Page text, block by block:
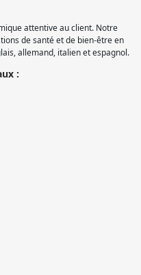
attentive au client. Notre
de santé et de bien-être en
allemand, italien et espagnol.
: